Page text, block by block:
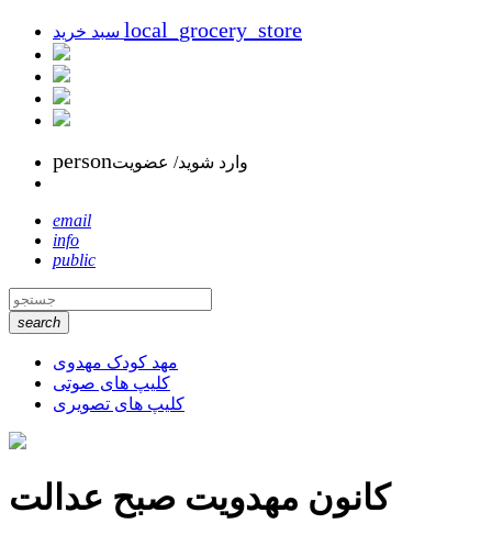
local_grocery_store
personوارد شوید/ عضویت
email
info
public
search
مهد کودک مهدوی
کلیپ های صوتی
کلیپ های تصویری
کانون مهدویت صبح عدالت